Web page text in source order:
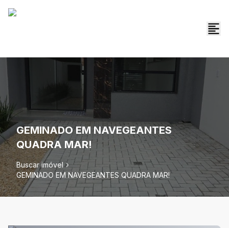
GEMINADO EM NAVEGEANTES
QUADRA MAR!
Buscar imóvel
GEMINADO EM NAVEGEANTES QUADRA MAR!